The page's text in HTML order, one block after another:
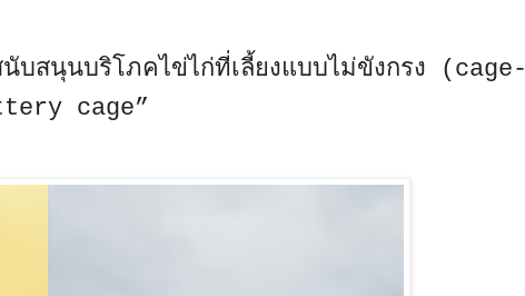
บสนุนบริโภคไข่ไก่ที่เลี้ยงแบบไม่ขังกรง (cage-
cage”